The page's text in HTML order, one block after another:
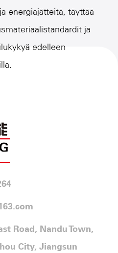
energiajätteitä, täyttää
ja
edelleen
Road, Nandu Town,
City, Jiangsun